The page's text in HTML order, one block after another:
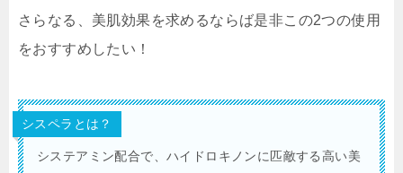
さらなる、美肌効果を求めるならば是非この2つの使用
をおすすめしたい！
シスペラとは？
システアミン配合で、ハイドロキノンに匹敵する高い美